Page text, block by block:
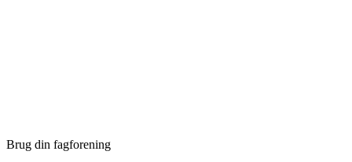
Brug din fagforening